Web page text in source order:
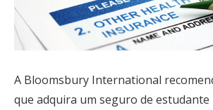
A Bloomsbury International
que adquira um seguro de